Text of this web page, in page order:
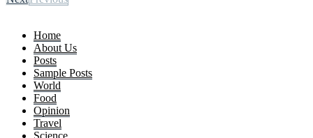
Home
About Us
Posts
Sample Posts
World
Food
Opinion
Travel